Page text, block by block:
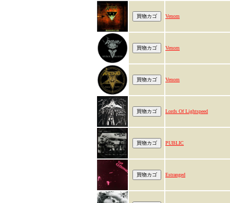
Venom
Venom
Venom
Lords Of Lightspeed
PUBLIC
Estranged